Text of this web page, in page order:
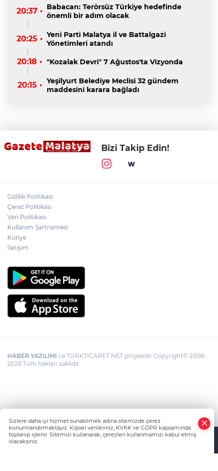
20:37 • Babacan: Terörsüz Türkiye hedefinde
önemli bir adım olacak
20:25 • Yeni Parti Malatya il ve Battalgazi
Yönetimleri atandı
20:18 • "Kozalak Devri" 7 Ağustos'ta Vizyonda
20:15 • Yeşilyurt Belediye Meclisi 32 gündem
maddesini karara bağladı
Bizi Takip Edin!
Gizlilik Politikası
Çerez Politikası
Veri Politikası
Kullanım Şartnamesi
Künye
İletişim
HABER YAZILIMI ve TURKTICARET.NET projesidir Copyright© 2006-
2026 Tüm hakları saklıdır.
Sizlere daha iyi hizmet sunabilmek adına sitemizde çerez
konumlandırmaktayız. Kişisel verileriniz, KVKK ve GDPR kapsamında
toplanıp işlenir. Sitemizi kullanarak, çerezleri kullanmamızı kabul etmiş
olacaksınız.